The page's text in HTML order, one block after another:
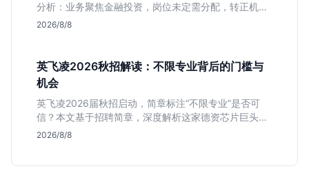
分析：业务聚焦金融投资，岗位未定需分配，转正机会
不明确。适合急需上海高含金量实习证明、想接触真实
2026/8/8
英飞凌2026秋招解读：不限专业背后的门槛与
机会
英飞凌2026届秋招启动，简章标注“不限专业”是否可
信？本文基于招聘简章，深度解析这家德资芯片巨头的
行业地位、校招真实门槛及投递策略，助你判断是否值
2026/8/8